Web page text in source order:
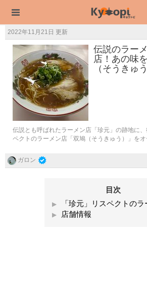
2022年11月21日 更新
伝説のラー
店！あの味
（そうきゅ
伝説とも呼ばれたラーメン店「珍元」の跡地に
ペクトのラーメン店「双鳩（そうきゅう）」をオ
ガロン
目次
「珍元」リスペクトの
店舗情報